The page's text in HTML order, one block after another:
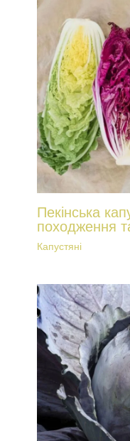
Пекінська
походження
Капустяні